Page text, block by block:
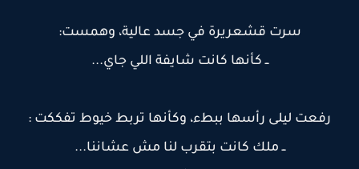
سرت قشعريرة في جسد عالية، وهمست:
ــ كأنها كانت شايفة اللي جاي...
رفعت ليلى رأسها ببطء، وكأنها تربط خيوط تفككت :
ــ ملك كانت بتقرب لنا مش عشاننا...